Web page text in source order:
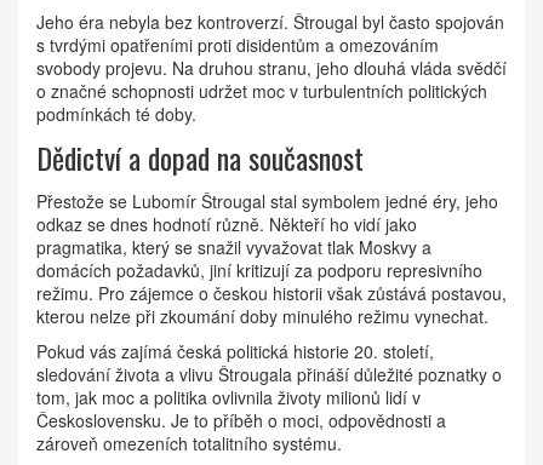
Jeho éra nebyla bez kontroverzí. Štrougal byl často spojován
s tvrdými opatřeními proti disidentům a omezováním
svobody projevu. Na druhou stranu, jeho dlouhá vláda svědčí
o značné schopnosti udržet moc v turbulentních politických
podmínkách té doby.
Dědictví a dopad na současnost
Přestože se Lubomír Štrougal stal symbolem jedné éry, jeho
odkaz se dnes hodnotí různě. Někteří ho vidí jako
pragmatika, který se snažil vyvažovat tlak Moskvy a
domácích požadavků, jiní kritizují za podporu represivního
režimu. Pro zájemce o českou historii však zůstává postavou,
kterou nelze při zkoumání doby minulého režimu vynechat.
Pokud vás zajímá česká politická historie 20. století,
sledování života a vlivu Štrougala přináší důležité poznatky o
tom, jak moc a politika ovlivnila životy milionů lidí v
Československu. Je to příběh o moci, odpovědnosti a
zároveň omezeních totalitního systému.